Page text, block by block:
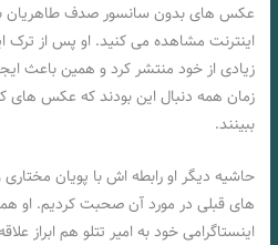
عکس های بدون سانسور صدف طاهریان
اینترنت مشاهده می کنید. او پس از
زیادی از خود منتشر کرد و همین باعث
زمان همه دنبال این بودند که عکس
ببینند.
حاشیه دیگر او رابطه اش با پویان
های قبلی در مورد آن صحبت کردیم. او
اینستاگرامی خود به امیر تتلو هم ابراز